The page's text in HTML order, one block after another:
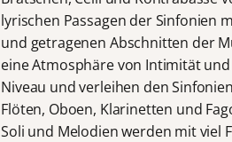
lyrischen Passagen der Sinfonien
und getragenen Abschnitten der
eine Atmosphäre von Intimität
Niveau und verleihen den
Flöten, Oboen, Klarinetten und
Soli und Melodien werden mit viel